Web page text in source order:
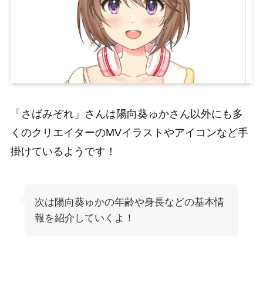
「さばみぞれ」さんは陽向葵ゅかさん以外にも多
くのクリエイターのMVイラストやアイコンなど手
掛けているようです！
次は陽向葵ゅかの年齢や身長などの基本情
報を紹介していくよ！